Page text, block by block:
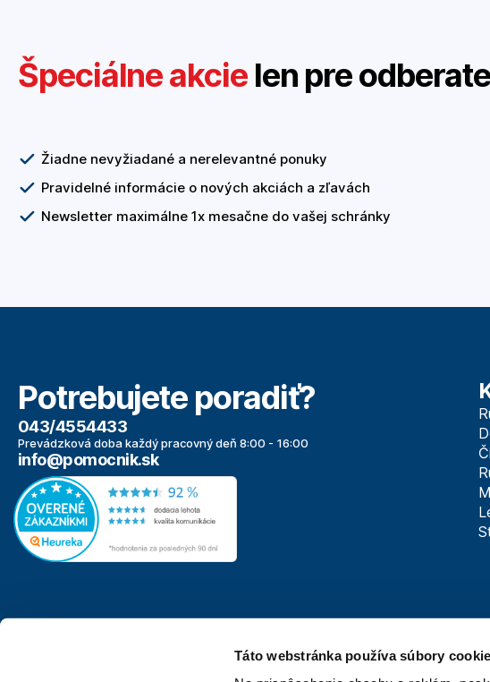
Táto webstránka používa súbory
Špeciálne akcielen pre
Žiadne nevyžiadané a nerelevantné ponuky
Pravidelné informácie o nových akciách a zľavách
Newsletter maximálne 1x mesačne do vašej schránky
Potrebujete poradiť?
043/4554433
Prevádzková doba každý pracovný deň 8:00 - 16:00
info@pomocnik.sk